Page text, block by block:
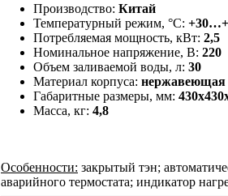
Производство: Китай
Температурный режим, °С:
Потребляемая мощность, кВт: 2,5
Номинальное напряжение, В: 220
Объем заливаемой воды, л: 30
Материал корпуса: нержавеющая
Габаритные размеры, мм:
Масса, кг: 4,8
Особенности: закрытый тэн;
аварийного термостата; индикатор